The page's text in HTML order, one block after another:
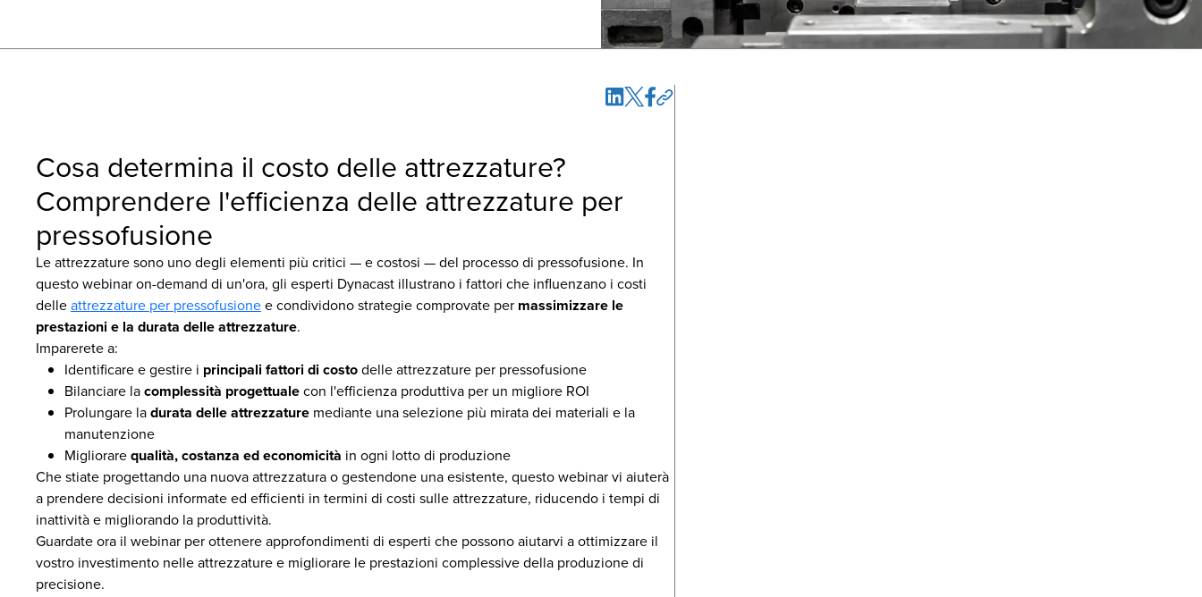
Cosa determina il costo delle attrezzature?
Comprendere l'efficienza delle attrezzature per
pressofusione
Le attrezzature sono uno degli elementi più critici — e costosi — del processo di pressofusione. In
questo webinar on-demand di un'ora, gli esperti Dynacast illustrano i fattori che influenzano i costi
delleattrezzature per pressofusionee condividono strategie comprovate per massimizzare le
prestazioni e la durata delle attrezzature.
Imparerete a:
Identificare e gestire i principali fattori di costodelle attrezzature per pressofusione
Bilanciare lacomplessità progettualecon l'efficienza produttiva per un migliore ROI
Prolungare ladurata delle attrezzature mediante una selezione più mirata dei materiali e la
manutenzione
Migliorarequalità, costanza ed economicità in ogni lotto di produzione
Che stiate progettando una nuova attrezzatura o gestendone una esistente, questo webinar vi aiuterà
a prendere decisioni informate ed efficienti in termini di costi sulle attrezzature, riducendo i tempi di
inattività e migliorando la produttività.
Guardate ora il webinar per ottenere approfondimenti di esperti che possono aiutarvi a ottimizzare il
vostro investimento nelle attrezzature e migliorare le prestazioni complessive della produzione di
precisione.